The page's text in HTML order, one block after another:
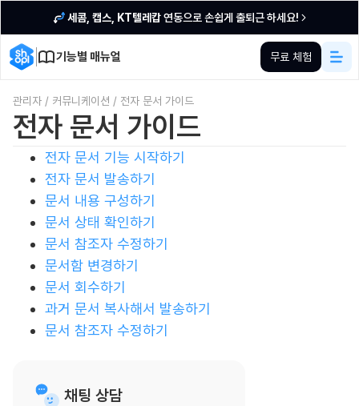
세콤, 캡스, KT텔레캅연동으로 손쉽게 출퇴근 하세요!
기능별 매뉴얼 무료 체험
관리자 / 커뮤니케이션 / 전자 문서 가이드
전자 문서 가이드
전자 문서 기능 시작하기
전자 문서 발송하기
문서 내용 구성하기
문서 상태 확인하기
문서 참조자 수정하기
문서함 변경하기
문서 회수하기
과거 문서 복사해서 발송하기
문서 참조자 수정하기
채팅 상담